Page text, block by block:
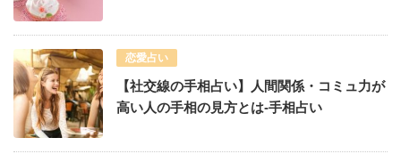
恋愛占い
【社交線の手相占い】人間関係・コミュ力が
高い人の手相の見方とは-手相占い